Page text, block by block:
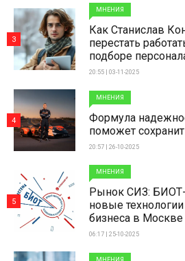
МНЕНИЯ
Как Станислав
перестать
подборе
20:55 | 03-11-2025
3
МНЕНИЯ
Формула
поможет
20:57 | 26-10-2025
4
МНЕНИЯ
Рынок СИЗ: БИОТ-
новые
бизнеса в Москве
06:17 | 25-10-2025
5
МНЕНИЯ